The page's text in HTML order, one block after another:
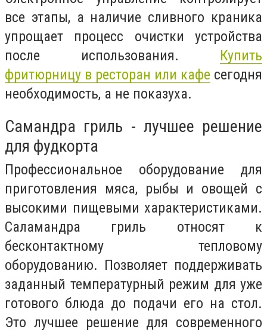
все этапы, а наличие сливного краника
упрощает процесс очистки устройства
после использования. Купить
фритюрницу в ресторан или кафе сегодня
необходимость, а не показуха.
Самандра гриль - лучшее решение
для фудкорта
Профессиональное оборудование для
приготовления мяса, рыбы и овощей с
высокими пищевыми характеристиками.
Саламандра гриль относят к
бесконтактному тепловому
оборудованию. Позволяет поддерживать
заданный температурный режим для уже
готового блюда до подачи его на стол.
Это лучшее решение для современного